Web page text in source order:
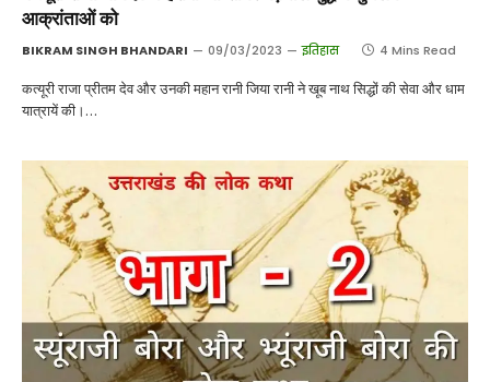
आक्रांताओं को
BIKRAM SINGH BHANDARI 09/03/2023 इतिहास 4 Mins Read
कत्यूरी राजा प्रीतम देव और उनकी महान रानी जिया रानी ने खूब नाथ सिद्धों की सेवा और धाम
यात्रायें की।…